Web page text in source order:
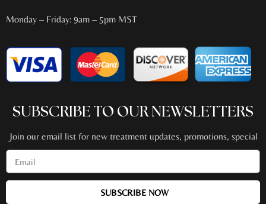
Monday – Friday: 9am – 5pm MST
SUBSCRIBE TO OUR NEWSLETTERS
Join our email list for new treatment updates, promotions, special
events + more!
SUBSCRIBE NOW